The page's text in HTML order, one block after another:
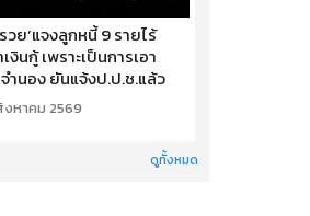
วย’แจงลูกหนี้ 9 รายไร้
นกู้ เพราะเป็นการเอา
ำนอง ยันแจ้งป.ป.ช.แล้ว
หาคม 2569
ดูทั้งหมด